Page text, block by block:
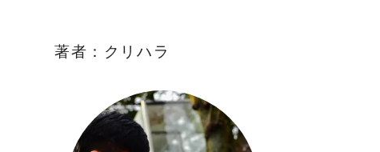
著者：クリハラ